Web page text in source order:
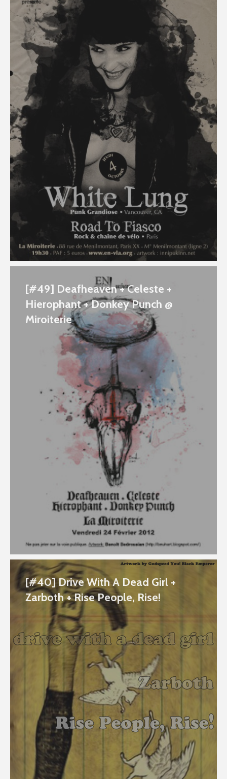
[#49] Deafheaven + Celeste +
Hierophant + Donkey Punch @
Miroiterie
[#40] Drive With A Dead Girl +
Zarboth + Rise People, Rise!